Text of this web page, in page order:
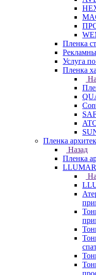
Пленка
Услуга
Пленка
Пленка
Назад
Пленка
LLUMAR